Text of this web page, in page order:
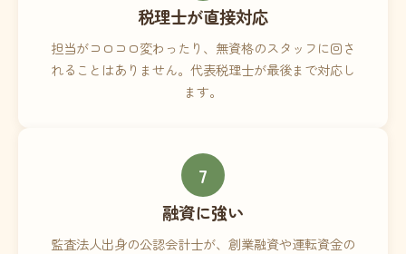
税理士が直接対応
担当がコロコロ変わったり、無資格のスタッフに回さ
れることはありません。代表税理士が最後まで対応し
ます。
7
融資に強い
監査法人出身の公認会計士が、創業融資や運転資金の